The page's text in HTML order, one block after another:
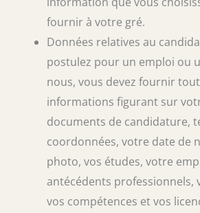
fournir à votre gré.
Données relatives au
postulez pour un emploi ou
nous, vous devez fournir
informations figurant sur
documents de candidature,
coordonnées, votre date de
photo, vos études, votre
antécédents professionnels,
vos compétences et vos